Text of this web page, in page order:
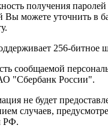
получения
Вы можете уточнить в
256-битное
сообщаемой
"Сбербанк России".
не будет
случаев,
РФ.